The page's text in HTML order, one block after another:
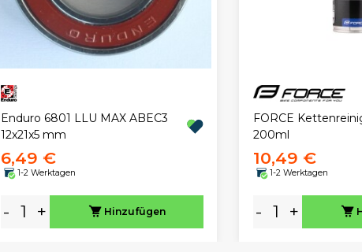
Enduro 6801 LLU MAX ABEC3
12x21x5 mm
6,49 €
1-2 Werktagen
- + Hinzufügen
FORCE
200ml
10,49 €
1-2 Werktagen
- +